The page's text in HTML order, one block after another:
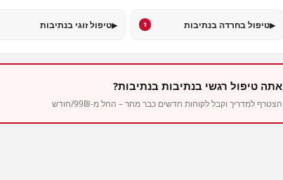
▸טיפול בחרדה בנתיבות 1
▸טיפול זוגי בנתיבות
אתה טיפול רגשי בנתיבות בנתיבות?
הצטרף למדריך וקבל לקוחות חדשים כבר מחר – החל מ-99₪/חודש